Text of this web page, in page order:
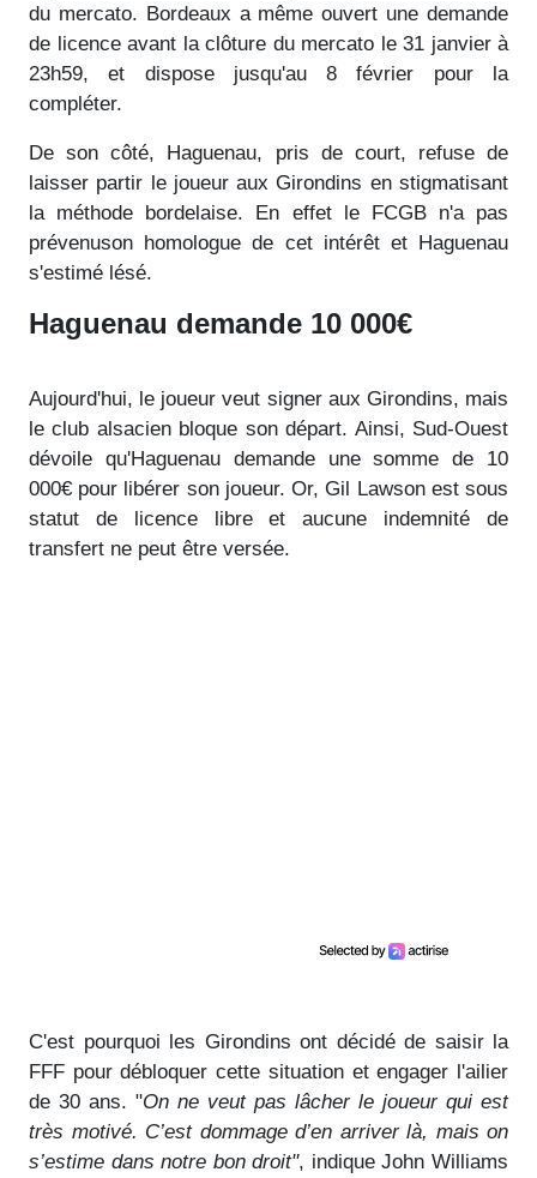
du mercato. Bordeaux a même ouvert une demande
de licence avant la clôture du mercato le 31 janvier à
23h59, et dispose jusqu'au 8 février pour la
compléter.
De son côté, Haguenau, pris de court, refuse de
laisser partir le joueur aux Girondins en stigmatisant
la méthode bordelaise. En effet le FCGB n'a pas
prévenuson homologue de cet intérêt et Haguenau
s'estimé lésé.
Haguenau demande 10 000€
Aujourd'hui, le joueur veut signer aux Girondins, mais
le club alsacien bloque son départ. Ainsi, Sud-Ouest
dévoile qu'Haguenau demande une somme de 10
000€ pour libérer son joueur. Or, Gil Lawson est sous
statut de licence libre et aucune indemnité de
transfert ne peut être versée.
C'est pourquoi les Girondins ont décidé de saisir la
FFF pour débloquer cette situation et engager l'ailier
de 30 ans. "On ne veut pas lâcher le joueur qui est
très motivé. C’est dommage d’en arriver là, mais on
s’estime dans notre bon droit", indique John Williams